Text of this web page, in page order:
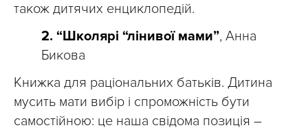
також дитячих енциклопедій.
2. “Школярі “лінивої мами”, Анна
Бикова
Книжка для раціональних батьків. Дитина
мусить мати вибір і спроможність бути
самостійною: це наша свідома позиція –